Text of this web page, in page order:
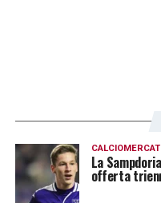
Napoli è riuscito a
solamente a Torino
bagnando con una
maglia della
La
offerta